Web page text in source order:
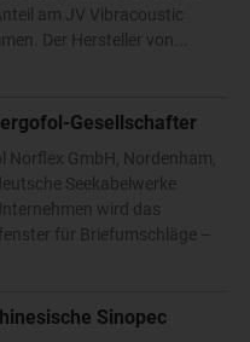
am JV Vibracoustic
Der Hersteller von...
Gesellschafter
GmbH, Nordenham,
Seekabelwerke
wird das
für Briefumschläge –
Sinopec